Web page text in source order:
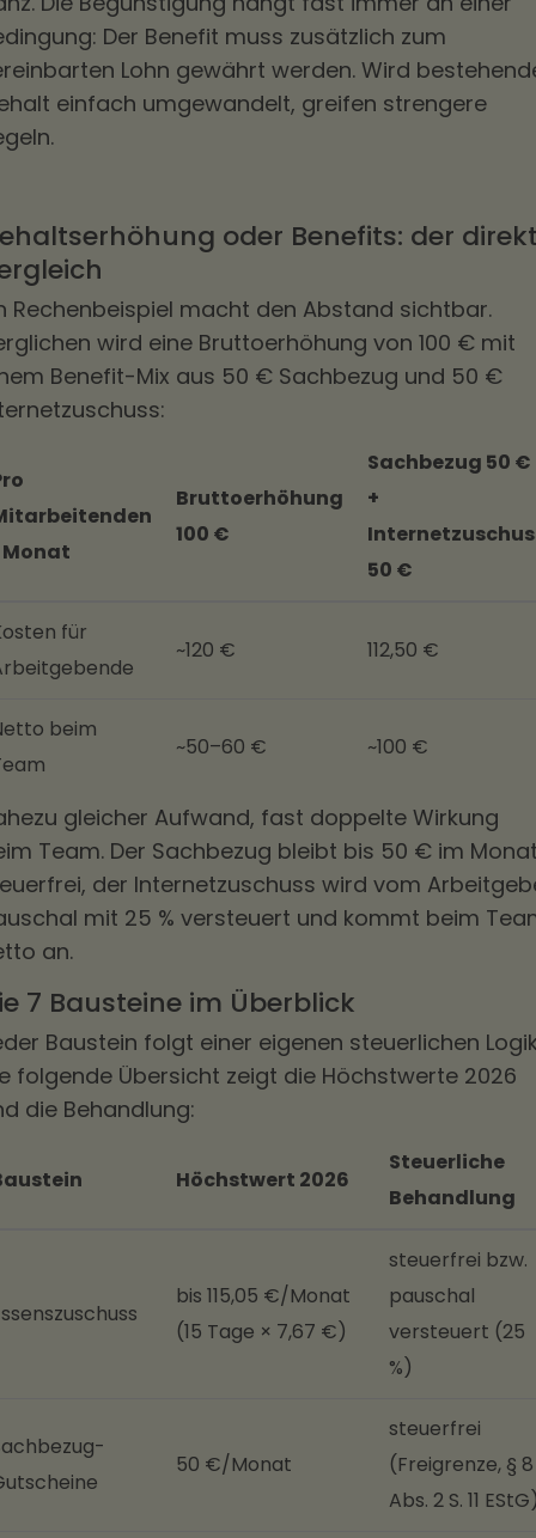
Der Benefit muss zusätzlich zum
Lohn gewährt werden. Wird
einfach umgewandelt, greifen strengere
oder Benefits: der
Rechenbeispiel macht den Abstand sichtbar.
wird eine Bruttoerhöhung von 100 € mit
Benefit-Mix aus 50 € Sachbezug und 50 €
Bruttoerhöhung
100 €
Sachbezug 50 €
+
50 €
für
~120 € 112,50 €
beim
~50–60 € ~100 €
gleicher Aufwand, fast doppelte Wirkung
Team. Der Sachbezug bleibt bis 50 € im
der Internetzuschuss wird vom
mit 25 % versteuert und kommt beim
an.
7 Bausteine im Überblick
Baustein folgt einer eigenen steuerlichen
folgende Übersicht zeigt die Höchstwerte 2026
die Behandlung:
Höchstwert 2026
Steuerliche
Behandlung
bis 115,05 €/Monat
(15 Tage × 7,67 €)
steuerfrei bzw.
pauschal
versteuert (25
%)
50 €/Monat
steuerfrei
(Freigrenze, § 8
Abs. 2 S. 11